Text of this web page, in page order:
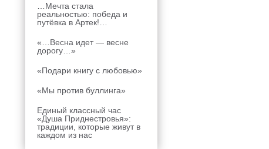
…Мечта стала
реальностью: победа и
путёвка в Артек!…
«…Весна идет — весне
дорогу…»
«Подари книгу с любовью»
«Мы против буллинга»
Единый классный час
«Душа Приднестровья»:
традиции, которые живут в
каждом из нас